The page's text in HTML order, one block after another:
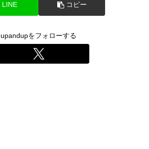
LINE コピー
upandupをフォローする